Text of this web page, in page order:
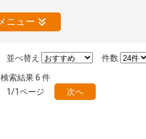
ニュー
込みの解除
件数
並べ替え
検索結果6 件
1/1ページ 次へ